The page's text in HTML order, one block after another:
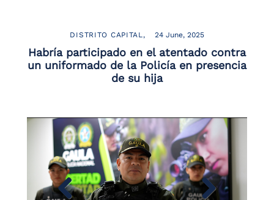
DISTRITO CAPITAL 24 June, 2025
Habría participado en el atentado contra
un uniformado de la Policía en presencia
de su hija